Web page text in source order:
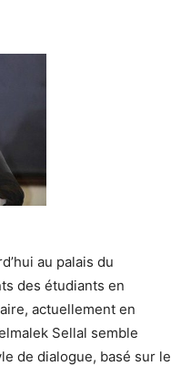
au palais du
des étudiants en
actuellement en
Sellal semble
de dialogue, basé sur le